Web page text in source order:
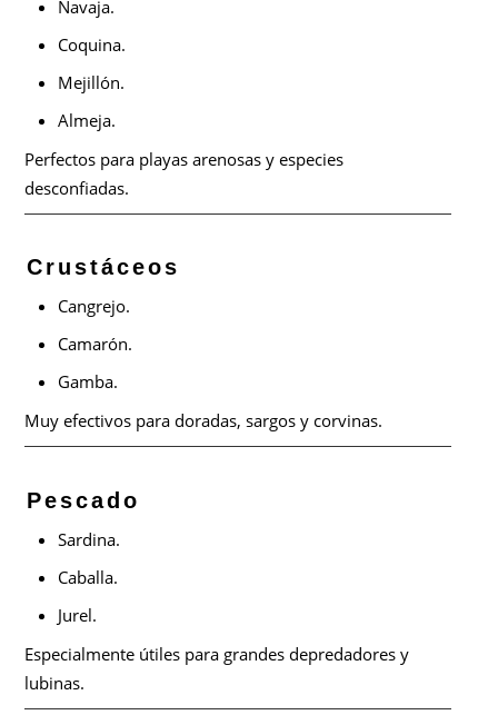
Navaja.
Coquina.
Mejillón.
Almeja.
Perfectos para playas arenosas y especies
desconfiadas.
Crustáceos
Cangrejo.
Camarón.
Gamba.
Muy efectivos para doradas, sargos y corvinas.
Pescado
Sardina.
Caballa.
Jurel.
Especialmente útiles para grandes depredadores y
lubinas.